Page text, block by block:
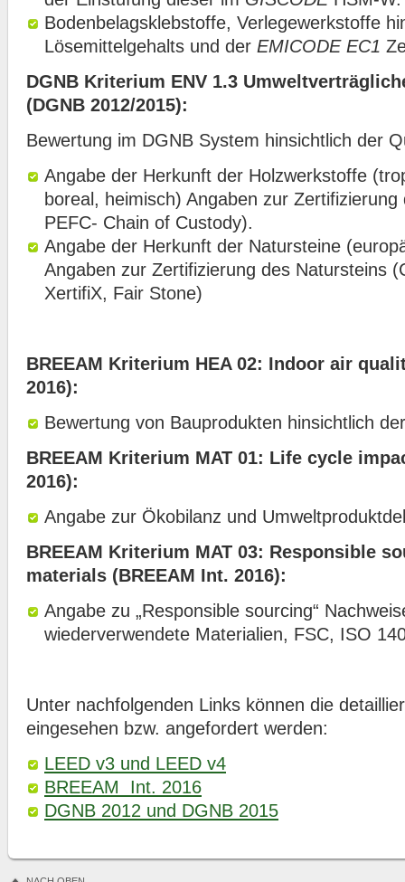
Bodenbelagsklebstoffe, Verlegewerkstoffe
Lösemittelgehalts und der EMICODE EC1
DGNB Kriterium ENV 1.3
(DGNB 2012/2015):
Bewertung im DGNB System hinsichtlich der
Angabe der Herkunft der Holzwerkstoffe
boreal, heimisch) Angaben zur Zertifizierung
PEFC- Chain of Custody).
Angabe der Herkunft der Natursteine
Angaben zur Zertifizierung des Natursteins
XertifiX, Fair Stone)
BREEAM Kriterium HEA 02: Indoor air
2016):
Bewertung von Bauprodukten hinsichtlich
BREEAM Kriterium MAT 01: Life cycle
2016):
Angabe zur Ökobilanz und
BREEAM Kriterium MAT 03: Responsible
materials (BREEAM Int. 2016):
Angabe zu „Responsible sourcing“
wiederverwendete Materialien, FSC, ISO
Unter nachfolgenden Links können die
eingesehen bzw. angefordert werden:
LEED v3 und LEED v4
BREEAM Int. 2016
DGNB 2012 und DGNB 2015